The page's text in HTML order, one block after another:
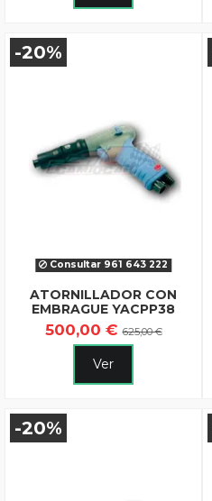
-20%
Consultar 961 643 222
ATORNILLADOR CON
EMBRAGUE YACPP38
500,00 €625,00 €
Ver
-20%